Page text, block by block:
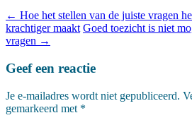
← Hoe het stellen van de juiste vragen
krachtiger maakt Goed toezicht is niet
vragen →
Geef een reactie
Je e-mailadres wordt niet gepubliceerd.
gemarkeerd met *